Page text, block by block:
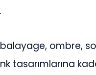
ombre,
tasarımlarına